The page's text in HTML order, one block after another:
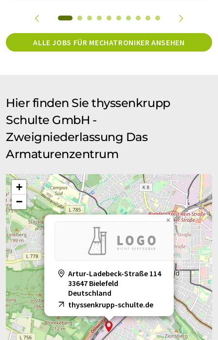
ALLE JOBS FÜR MECHATRONIKER ANSEHEN
Hier finden Sie thyssenkrupp
Schulte GmbH -
Zweigniederlassung Das
Armaturenzentrum
Artur-Ladebeck-Straße 114
33647 Bielefeld
Deutschland
thyssenkrupp-schulte.de
×
+
−